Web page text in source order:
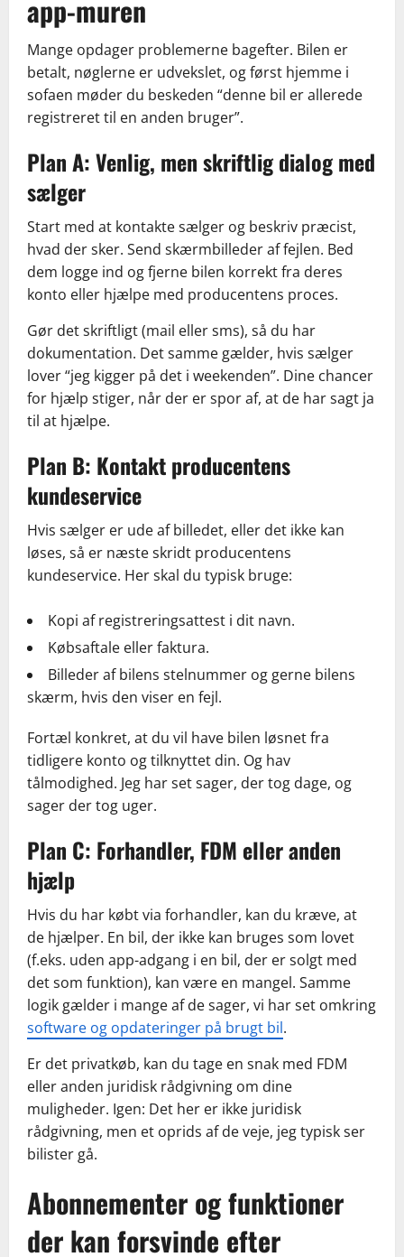
app-muren
Mange opdager problemerne bagefter. Bilen er
betalt, nøglerne er udvekslet, og først hjemme i
sofaen møder du beskeden “denne bil er allerede
registreret til en anden bruger”.
Plan A: Venlig, men skriftlig dialog med
sælger
Start med at kontakte sælger og beskriv præcist,
hvad der sker. Send skærmbilleder af fejlen. Bed
dem logge ind og fjerne bilen korrekt fra deres
konto eller hjælpe med producentens proces.
Gør det skriftligt (mail eller sms), så du har
dokumentation. Det samme gælder, hvis sælger
lover “jeg kigger på det i weekenden”. Dine chancer
for hjælp stiger, når der er spor af, at de har sagt ja
til at hjælpe.
Plan B: Kontakt producentens
kundeservice
Hvis sælger er ude af billedet, eller det ikke kan
løses, så er næste skridt producentens
kundeservice. Her skal du typisk bruge:
Kopi af registreringsattest i dit navn.
Købsaftale eller faktura.
Billeder af bilens stelnummer og gerne bilens
skærm, hvis den viser en fejl.
Fortæl konkret, at du vil have bilen løsnet fra
tidligere konto og tilknyttet din. Og hav
tålmodighed. Jeg har set sager, der tog dage, og
sager der tog uger.
Plan C: Forhandler, FDM eller anden
hjælp
Hvis du har købt via forhandler, kan du kræve, at
de hjælper. En bil, der ikke kan bruges som lovet
(f.eks. uden app-adgang i en bil, der er solgt med
det som funktion), kan være en mangel. Samme
logik gælder i mange af de sager, vi har set omkring
software og opdateringer på brugt bil.
Er det privatkøb, kan du tage en snak med FDM
eller anden juridisk rådgivning om dine
muligheder. Igen: Det her er ikke juridisk
rådgivning, men et oprids af de veje, jeg typisk ser
bilister gå.
Abonnementer og funktioner
der kan forsvinde efter